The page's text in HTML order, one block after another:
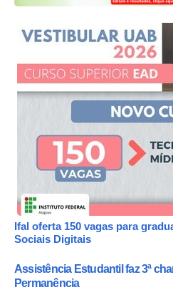
Ifal oferta 150 vagas para
Sociais Digitais
Assistência Estudantil faz 3ª
Permanência